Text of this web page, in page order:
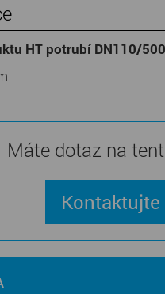
HT potrubí DN110/500
Máte dotaz na
Kontaktujte